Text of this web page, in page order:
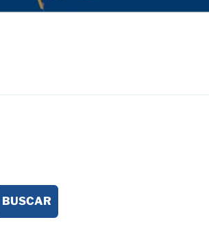
BUSCAR